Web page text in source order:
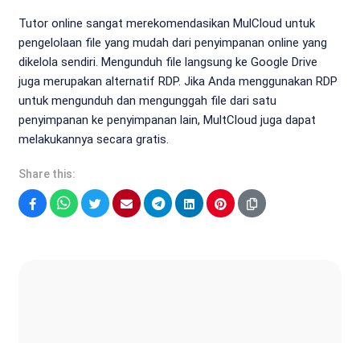
Tutor online sangat merekomendasikan MulCloud untuk
pengelolaan file yang mudah dari penyimpanan online yang
dikelola sendiri. Mengunduh file langsung ke Google Drive
juga merupakan alternatif RDP. Jika Anda menggunakan RDP
untuk mengunduh dan mengunggah file dari satu
penyimpanan ke penyimpanan lain, MultCloud juga dapat
melakukannya secara gratis.
Share this: